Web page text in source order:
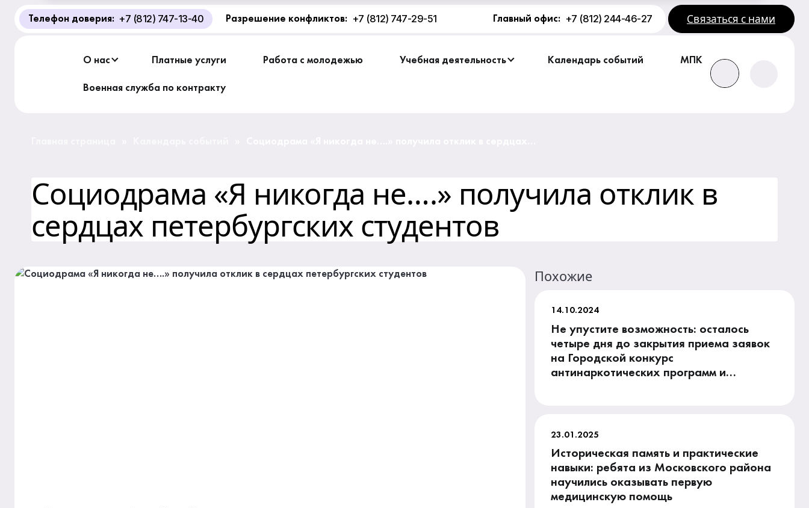
Телефон доверия: +7 (812) 747-13-40 Разрешение конфликтов: +7 (812) 747-29-51 Главный офис: +7 (812) 244-46-27 Связаться с нами
О нас Платные услуги Работа с молодежью Учебная деятельность Календарь событий МПК
Военная служба по контракту
Социодрама «Я никогда не….» получила отклик в
сердцах петербургских студентов
Похожие
14.10.2024
Не упустите возможность: осталось
четыре дня до закрытия приема заявок
на Городской конкурс
антинаркотических программ и
23.01.2025
Историческая память и практические
навыки: ребята из Московского района
научились оказывать первую
медицинскую помощь
О Центре «КОНТАКТ»
Пресс-центр